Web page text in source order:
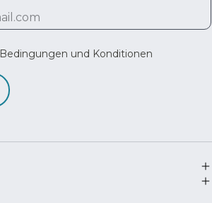
Bedingungen und Konditionen